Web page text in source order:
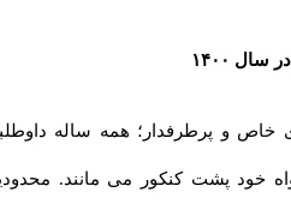
و پرطرفدار؛ همه ساله داوطلبان
پشت کنکور می مانند. محدودیت